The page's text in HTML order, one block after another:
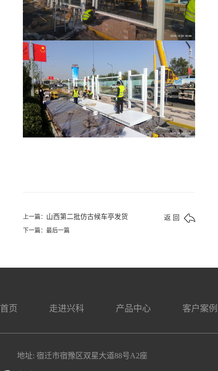
返 回
上一篇： 山西第二批仿古候车亭发货
下一篇：最后一篇
首页 走进兴科 产品中心 客户案例
地址: 宿迁市宿豫区双星大道88号A2座